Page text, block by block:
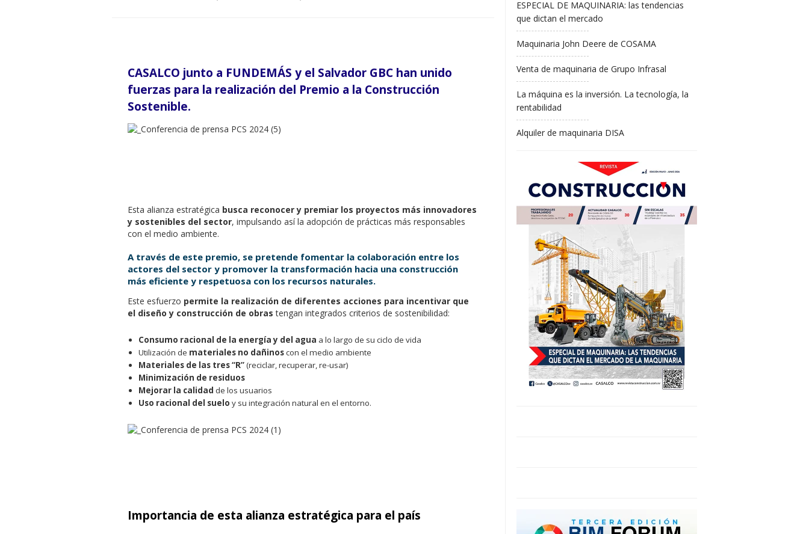
CASALCO junto a FUNDEMÁS y el Salvador GBC han unido
fuerzas para la realización del Premio a la Construcción
Sostenible.
Esta alianza estratégica busca reconocer y premiar los proyectos más innovadores
y sostenibles del sector, impulsando así la adopción de prácticas más responsables
con el medio ambiente.
A través de este premio, se pretende fomentar la colaboración entre los
actores del sector y promover la transformación hacia una construcción
más eficiente y respetuosa con los recursos naturales.
Este esfuerzo permite la realización de diferentes acciones para incentivar que
el diseño y construcción de obras tengan integrados criterios de sostenibilidad:
Consumo racional de la energía y del agua a lo largo de su ciclo de vida
Utilización de materiales no dañinoscon el medio ambiente
Materiales de las tres “R”(reciclar, recuperar, re-usar)
Minimización de residuos
Mejorar la calidad de los usuarios
Uso racional del suelo y su integración natural en el entorno.
Importancia de esta alianza estratégica para el país
ESPECIAL DE MAQUINARIA: las tendencias
que dictan el mercado
Maquinaria John Deere de COSAMA
Venta de maquinaria de Grupo Infrasal
La máquina es la inversión. La tecnología, la
rentabilidad
Alquiler de maquinaria DISA